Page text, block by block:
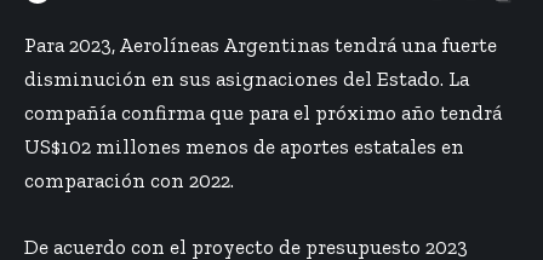
Para 2023, Aerolíneas Argentinas tendrá una fuerte
disminución en sus asignaciones del Estado. La
compañía confirma que para el próximo año tendrá
US$102 millones menos de aportes estatales en
comparación con 2022.
De acuerdo con el proyecto de presupuesto 2023